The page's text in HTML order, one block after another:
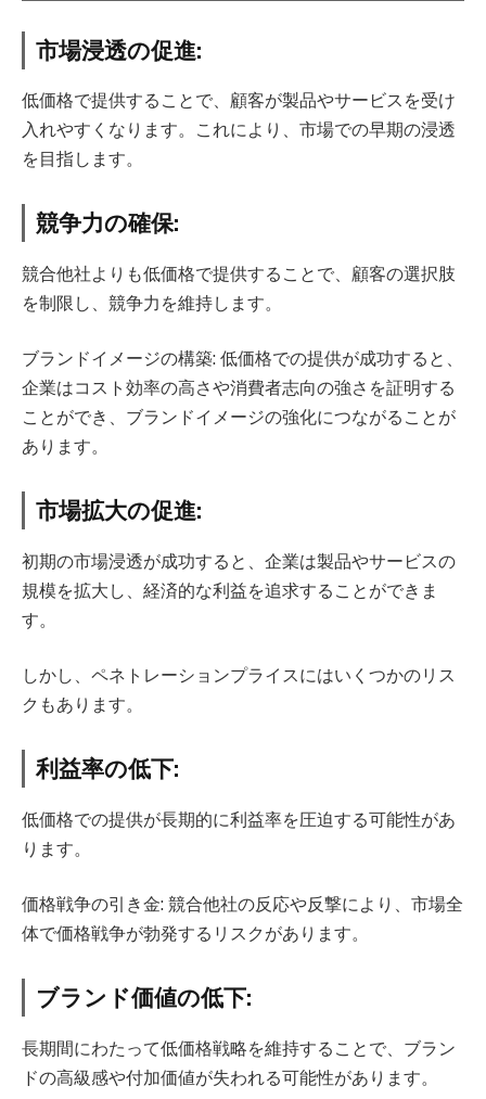
市場浸透の促進:
低価格で提供することで、顧客が製品やサービスを受け
入れやすくなります。これにより、市場での早期の浸透
を目指します。
競争力の確保:
競合他社よりも低価格で提供することで、顧客の選択肢
を制限し、競争力を維持します。
ブランドイメージの構築: 低価格での提供が成功すると、
企業はコスト効率の高さや消費者志向の強さを証明する
ことができ、ブランドイメージの強化につながることが
あります。
市場拡大の促進:
初期の市場浸透が成功すると、企業は製品やサービスの
規模を拡大し、経済的な利益を追求することができま
す。
しかし、ペネトレーションプライスにはいくつかのリス
クもあります。
利益率の低下:
低価格での提供が長期的に利益率を圧迫する可能性があ
ります。
価格戦争の引き金: 競合他社の反応や反撃により、市場全
体で価格戦争が勃発するリスクがあります。
ブランド価値の低下:
長期間にわたって低価格戦略を維持することで、ブラン
ドの高級感や付加価値が失われる可能性があります。